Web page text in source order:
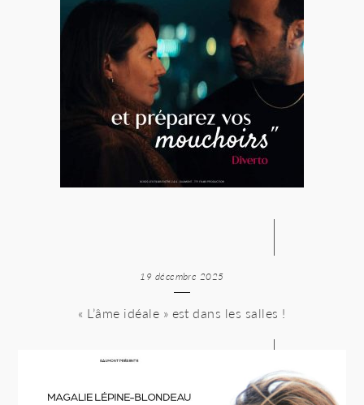
19 décembre 2025
« L’âme idéale » est dans les salles !